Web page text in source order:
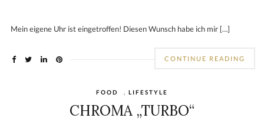
Mein eigene Uhr ist eingetroffen! Diesen Wunsch habe ich mir […]
CONTINUE READING
FOOD LIFESTYLE
CHROMA „TURBO“